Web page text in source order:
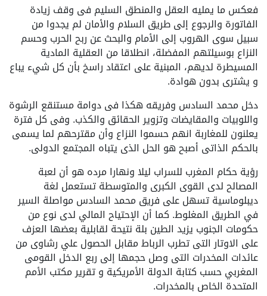
فعكس ما يمليه العقل والمنطق السليم فى وقف زيادة
الفاتورة والرجوع إلى طريق السلام والأمان لم يجدوا من
سبيل سوى الهروب إلى الأمام والبحث عن ربح الحرب وحسم
النزاع بوسيلتهم المفضلة، انطلاقا من العقلية المادية
المسيطرة لديهم، المبنية على اعتقاد راسخ بأن كل شيء يباع
و يشترى بدون هوادة.
دخل محمد السادس وفريقه هكذا فى دوامة مستنقع الرشوة
واللوبيات والمقايضات وتزوير الحقائق والكذب. وفى كل فترة
يعلنون للمغاربة انهم حسموا النزاع وأن مقترحهم لما يسمى
بالحكم الذاتى أصبح هو الحل الذى يتباه المجتمع الدولى.
رؤية حكام المغرب للسراب ليلا ونهارا مرده هو أن لعبة
المصالح لدى القوى الكبرى والمتوسطة تستعمل لغة
ديبلوماسية تسهل على فريق محمد السادس مواصلة السير
في الطريق المغلوط. كما أن الإحتياح المالي لدى نوع من
حكومات الجنوب يزيد الطين بلة نتيحة لقابلية بعضها العزف
على الاوتار التى تطرب الرباط مقابل الحصول علي رشاوى من
عائدات المخدرات التى وصل حجمها إلى ربع الدخل القومى
المغربي حسب كتابة الدولة الأمريكية و تقرير مكتب الأمم
المتحدة الخاص بالمخدرات.